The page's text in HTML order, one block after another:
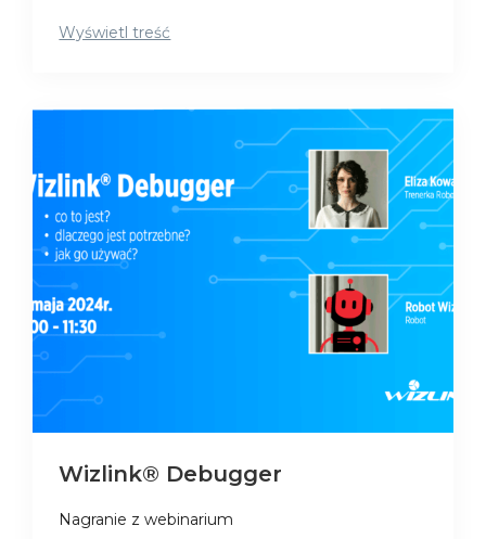
Wyświetl treść
Wizlink® Debugger
Nagranie z webinarium